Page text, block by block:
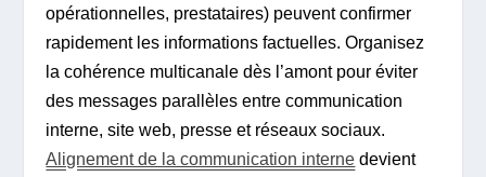
opérationnelles, prestataires) peuvent confirmer
rapidement les informations factuelles. Organisez
la cohérence multicanale dès l’amont pour éviter
des messages parallèles entre communication
interne, site web, presse et réseaux sociaux.
Alignement de la communication interne devient